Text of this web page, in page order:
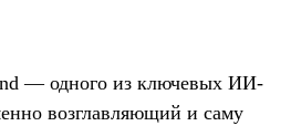
— одного из ключевых ИИ-
возглавляющий и саму